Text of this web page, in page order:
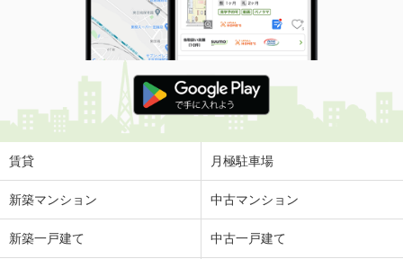
賃貸 月極駐車場
新築マンション 中古マンション
新築一戸建て 中古一戸建て